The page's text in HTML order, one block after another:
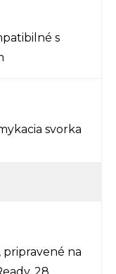
s
svorka
pripravené na